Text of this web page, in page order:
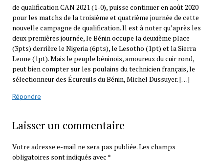
de qualification CAN 2021 (1-0), puisse continuer en août 2020
pour les matchs de la troisième et quatrième journée de cette
nouvelle campagne de qualification. Il est à noter qu’après les
deux premières journée, le Bénin occupe la deuxième place
(3pts) derrière le Nigeria (6pts), le Lesotho (1pt) et la Sierra
Leone (1pt). Mais le peuple béninois, amoureux du cuir rond,
peut bien compter sur les poulains du technicien français, le
sélectionneur des Écureuils du Bénin, Michel Dussuyer. […]
Répondre
Laisser un commentaire
Votre adresse e-mail ne sera pas publiée.Les champs
obligatoires sont indiqués avec *